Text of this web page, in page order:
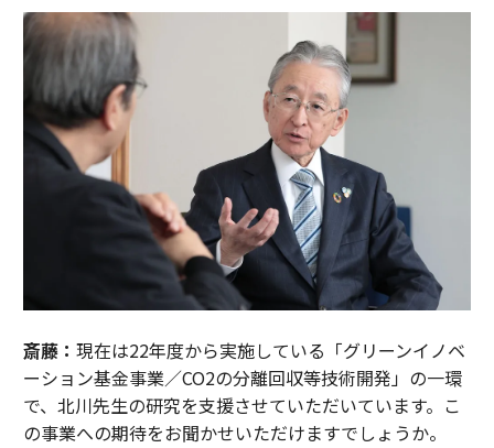
斎藤： 現在は22年度から実施している「グリーンイノベ
ーション基金事業／CO2の分離回収等技術開発」の一環
で、北川先生の研究を支援させていただいています。こ
の事業への期待をお聞かせいただけますでしょうか。